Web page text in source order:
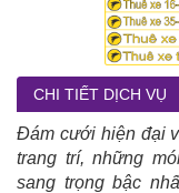
CHI TIẾT DỊCH VỤ
Đám cưới hiện đại
trang trí, những
sang trọng bậc